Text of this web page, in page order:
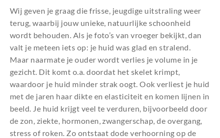
Wij geven je graag die frisse, jeugdige uitstraling weer
terug, waarbij jouw unieke, natuurlijke schoonheid
wordt behouden. Als je foto’s van vroeger bekijkt, dan
valt je meteen iets op: je huid was glad en stralend.
Maar naarmate je ouder wordt verlies je volume in je
gezicht. Dit komt o.a. doordat het skelet krimpt,
waardoor je huid minder strak oogt. Ook verliest je huid
met de jaren haar dikte en elasticiteit en komen lijnen in
beeld. Je huid krijgt veel te verduren, bijvoorbeeld door
de zon, ziekte, hormonen, zwangerschap, de overgang,
stress of roken. Zo ontstaat dode verhoorning op de